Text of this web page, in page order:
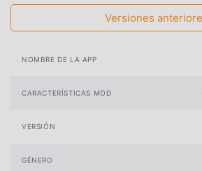
Versiones
NOMBRE DE LA APP
CARACTERÍSTICAS MOD
VERSIÓN
GÉNERO